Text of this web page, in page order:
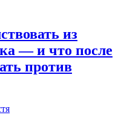
из
— и что после
против